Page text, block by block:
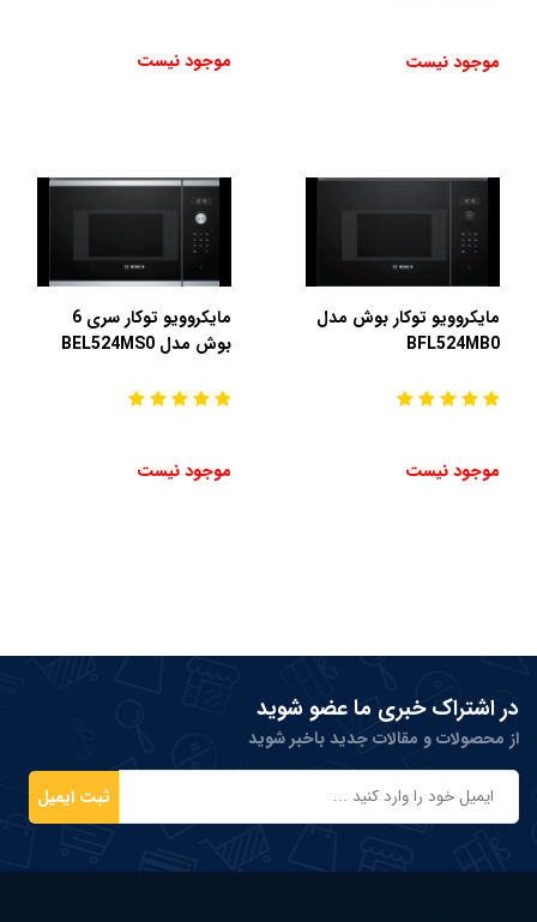
موجود نیست موجود نیست
مایکروویو توکار بوش مدل
BFL524MB0
موجود نیست
مایکروویو توکار سری 6
بوش مدل BEL524MS0
موجود نیست
در اشتراک خبری ما عضو شوید
از محصولات و مقالات جدید باخبر شوید
ثبت ایمیل